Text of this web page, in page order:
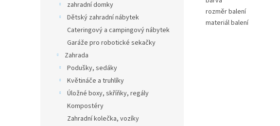
zahradní domky
Dětský zahradní nábytek
Cateringový a campingový nábytek
Garáže pro robotické sekačky
Zahrada
Podušky, sedáky
Květináče a truhlíky
Úložné boxy, skříňky, regály
Kompostéry
Zahradní kolečka, vozíky
rozměr balení
materiál balení